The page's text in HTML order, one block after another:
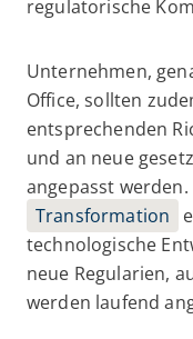
regulatorische
Unternehmen,
Office, sollten
entsprechenden
und an neue
angepasst
Transformation
technologische
neue Regularien,
werden laufend